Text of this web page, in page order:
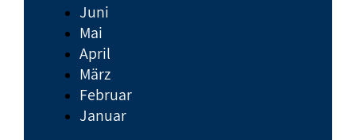
Juni
Mai
April
März
Februar
Januar